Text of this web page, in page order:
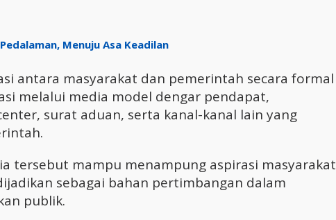
Menuju Asa Keadilan
antara masyarakat dan pemerintah secara formal
melalui media model dengar pendapat,
surat aduan, serta kanal-kanal lain yang
tersebut mampu menampung aspirasi masyarakat
sebagai bahan pertimbangan dalam
publik.